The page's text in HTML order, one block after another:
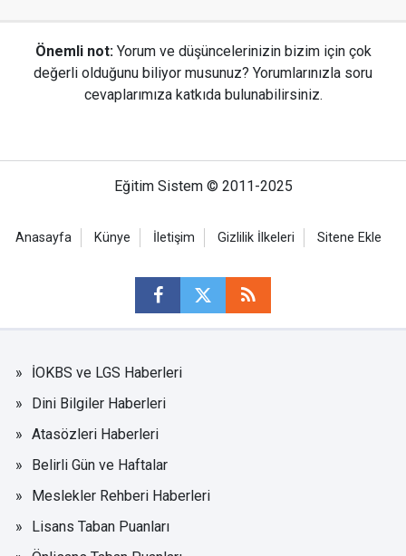
Önemli not: Yorum ve düşüncelerinizin bizim için çok
değerli olduğunu biliyor musunuz? Yorumlarınızla soru
cevaplarımıza katkıda bulunabilirsiniz.
Eğitim Sistem © 2011-2025
Anasayfa Künye İletişim Gizlilik İlkeleri Sitene Ekle
İOKBS ve LGS Haberleri
Dini Bilgiler Haberleri
Atasözleri Haberleri
Belirli Gün ve Haftalar
Meslekler Rehberi Haberleri
Lisans Taban Puanları